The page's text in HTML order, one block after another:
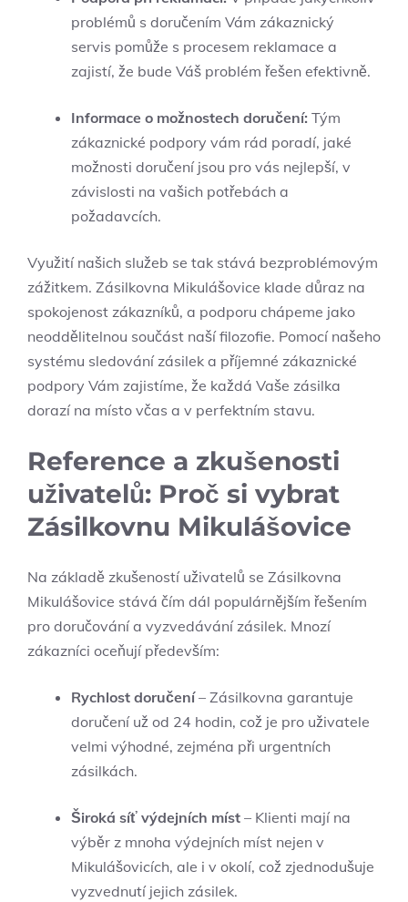
‍problémů s doručením Vám zákaznický
servis pomůže ⁤s ⁤procesem reklamace a
⁤zajistí,⁤ že bude Váš⁣ problém řešen ⁤efektivně.
Informace o možnostech⁢ doručení: Tým
zákaznické podpory vám rád poradí, jaké
možnosti doručení jsou pro vás⁣ nejlepší,‍ v
závislosti na ⁢vašich potřebách a
požadavcích.
Využití našich⁤ služeb se tak stává bezproblémovým
⁤zážitkem. Zásilkovna ‌Mikulášovice klade důraz na
spokojenost zákazníků, a podporu ⁣chápeme jako
neoddělitelnou⁣ součást naší filozofie. Pomocí našeho
systému sledování zásilek a příjemné zákaznické
podpory Vám⁤ zajistíme, že každá Vaše zásilka
dorazí na místo⁤ včas a v perfektním stavu.
Reference ⁣a zkušenosti
uživatelů: Proč si vybrat⁢
Zásilkovnu Mikulášovice
Na‍ základě zkušeností uživatelů ⁤se Zásilkovna‍
Mikulášovice stává čím dál populárnějším řešením
⁤pro doručování a vyzvedávání zásilek. Mnozí
zákazníci oceňují ‌především:
Rychlost doručení– Zásilkovna garantuje⁤
doručení už od 24 hodin, což⁤ je pro uživatele
velmi ⁤výhodné, zejména při urgentních
zásilkách.
Široká síť‍ výdejních míst – Klienti⁢ mají na
výběr z mnoha výdejních míst nejen‍ v
Mikulášovicích, ale⁣ i v okolí, což zjednodušuje⁣
vyzvednutí​ jejich zásilek.